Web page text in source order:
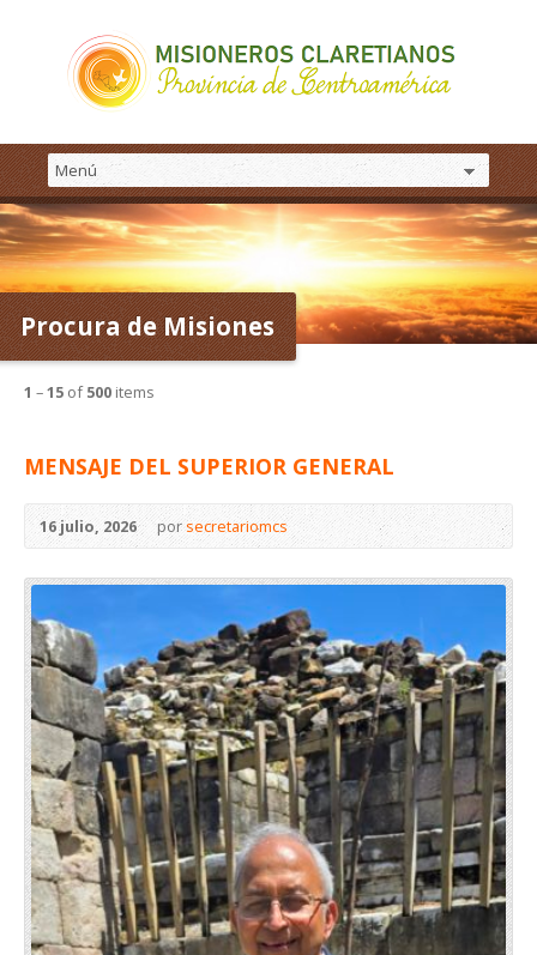
Procura de Misiones
1 –15 of500 items
MENSAJE DEL SUPERIOR GENERAL
16 julio, 2026 por secretariomcs